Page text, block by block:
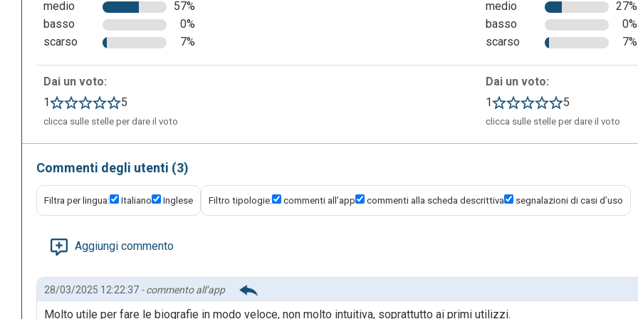
Per immagazzinare le ricerche effettuate sul web nella biblioteca personale presente nel PC è necessario attivare la
sincronizzazione tra il proprio account web e la versione installata nel PC. Per farlo bisogna aprire Zotero sul proprio PC
apparirà la dashboard del proprio account, dopodichè bisogna cliccare su “edit” (in alto a sinistra) e successivamente su
“preferences”.
medio
57%
basso
0%
scarso
7%
Dai un voto:
1
5
clicca sulle stelle per dare il voto
medio
27%
basso
0%
scarso
7%
Dai un voto:
1
5
clicca sulle stelle per dare il voto
Commenti degli utenti (3)
Filtra per lingua: Italiano Inglese Filtro tipologie: commenti all’app commenti alla scheda descrittiva segnalazioni di casi d’uso
Aggiungi commento
28/03/2025 12:22:37 - commento all’app
Molto utile per fare le biografie in modo veloce, non molto intuitiva, soprattutto ai primi utilizzi.